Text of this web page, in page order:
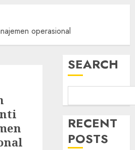
operasional
SEARCH
RECENT
POSTS